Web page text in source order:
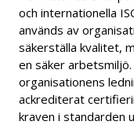
och internationella
används av
säkerställa kvalitet,
en säker
organisationens
ackrediterat
kraven i standarden